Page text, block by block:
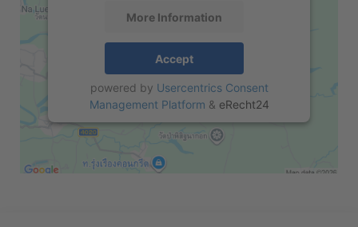
More Information
Accept
powered by Usercentrics Consent
Management Platform & eRecht24